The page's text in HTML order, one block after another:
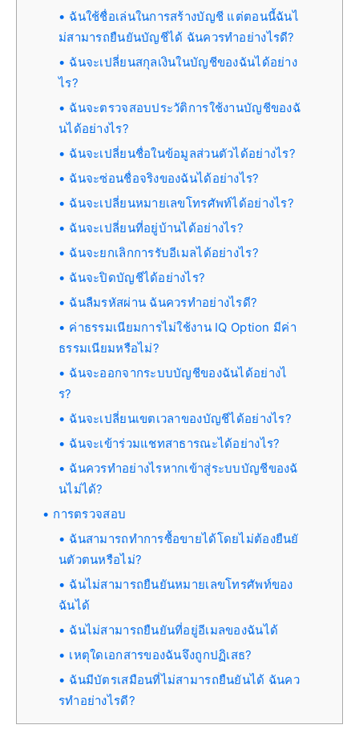
ฉันใช้ชื่อเล่นในการสร้างบัญชี แต่ตอนนี้ฉันไ
ม่สามารถยืนยันบัญชีได้ ฉันควรทำอย่างไรดี?
ฉันจะเปลี่ยนสกุลเงินในบัญชีของฉันได้อย่าง
ไร?
ฉันจะตรวจสอบประวัติการใช้งานบัญชีของฉั
นได้อย่างไร?
ฉันจะเปลี่ยนชื่อในข้อมูลส่วนตัวได้อย่างไร?
ฉันจะซ่อนชื่อจริงของฉันได้อย่างไร?
ฉันจะเปลี่ยนหมายเลขโทรศัพท์ได้อย่างไร?
ฉันจะเปลี่ยนที่อยู่บ้านได้อย่างไร?
ฉันจะยกเลิกการรับอีเมลได้อย่างไร?
ฉันจะปิดบัญชีได้อย่างไร?
ฉันลืมรหัสผ่าน ฉันควรทำอย่างไรดี?
ค่าธรรมเนียมการไม่ใช้งาน IQ Option มีค่า
ธรรมเนียมหรือไม่?
ฉันจะออกจากระบบบัญชีของฉันได้อย่างไ
ร?
ฉันจะเปลี่ยนเขตเวลาของบัญชีได้อย่างไร?
ฉันจะเข้าร่วมแชทสาธารณะได้อย่างไร?
ฉันควรทำอย่างไรหากเข้าสู่ระบบบัญชีของฉั
นไม่ได้?
การตรวจสอบ
ฉันสามารถทำการซื้อขายได้โดยไม่ต้องยืนยั
นตัวตนหรือไม่?
ฉันไม่สามารถยืนยันหมายเลขโทรศัพท์ของ
ฉันได้
ฉันไม่สามารถยืนยันที่อยู่อีเมลของฉันได้
เหตุใดเอกสารของฉันจึงถูกปฏิเสธ?
ฉันมีบัตรเสมือนที่ไม่สามารถยืนยันได้ ฉันคว
รทำอย่างไรดี?